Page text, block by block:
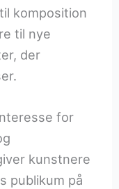
komposition
til nye
der
for
kunstnere
publikum på